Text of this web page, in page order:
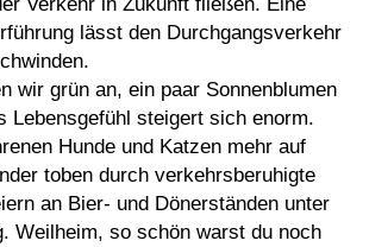
lässt den Durchgangsverkehr
wir grün an, ein paar Sonnenblumen
Lebensgefühl steigert sich enorm.
Hunde und Katzen mehr auf
toben durch verkehrsberuhigte
an Bier- und Dönerständen unter
Weilheim, so schön warst du noch